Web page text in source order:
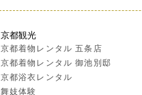
京都観光
京都着物レンタル 五条店
京都着物レンタル 御池別邸
京都浴衣レンタル
舞妓体験